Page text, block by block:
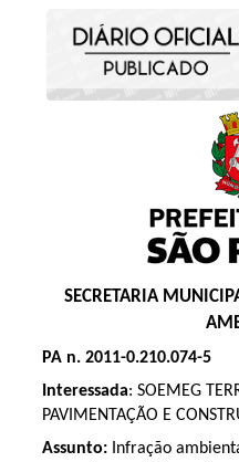
SECRETARIA
PA n. 2011-0.210.074-5
Interessada: SOEMEG
PAVIMENTAÇÃO E
Assunto: Infração